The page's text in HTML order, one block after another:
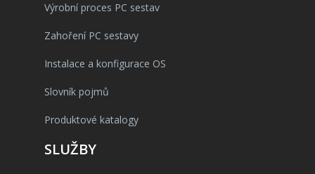
Výrobní proces PC sestav
Zahoření PC sestavy
Instalace a konfigurace OS
Slovník pojmů
Produktové katalogy
SLUŽBY